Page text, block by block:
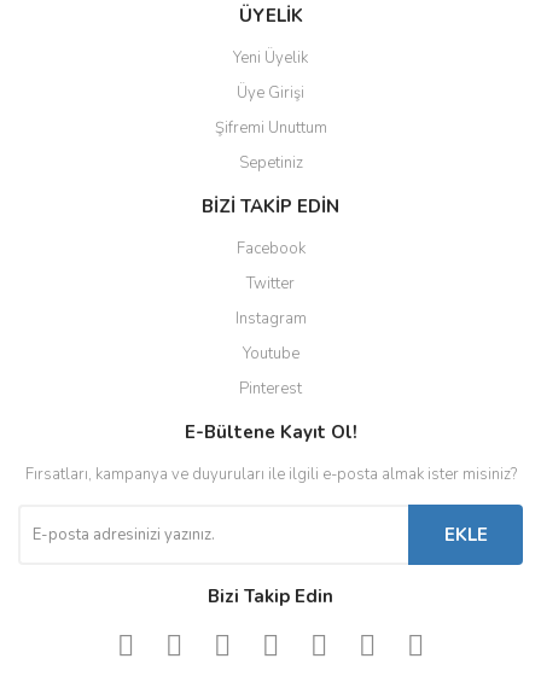
ÜYELİK
Yeni Üyelik
Üye Girişi
Şifremi Unuttum
Sepetiniz
BİZİ TAKİP EDİN
Facebook
Twitter
Instagram
Youtube
Pinterest
E-Bültene Kayıt Ol!
Fırsatları, kampanya ve duyuruları ile ilgili e-posta almak ister misiniz?
EKLE
Bizi Takip Edin